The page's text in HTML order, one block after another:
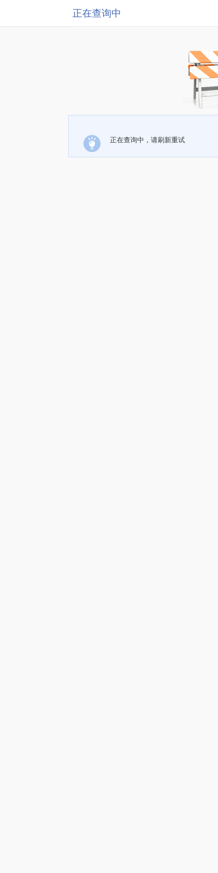
正在查询中
正在查询中，请刷新重试